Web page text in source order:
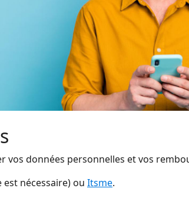
vos données personnelles et vos
nécessaire) ou Itsme.